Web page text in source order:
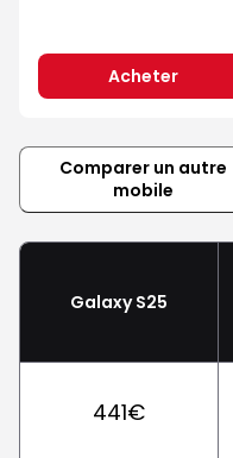
Acheter
Comparer un autre
mobile
Galaxy S25
441€